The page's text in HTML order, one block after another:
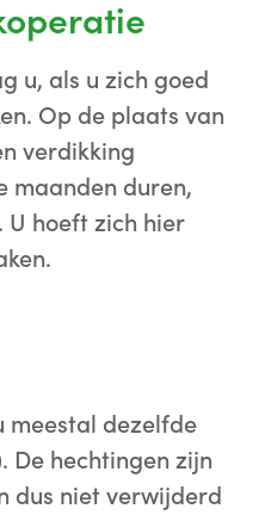
u, als u zich goed
Op de plaats van
verdikking
maanden duren,
hoeft zich hier
meestal dezelfde
De hechtingen zijn
dus niet verwijderd